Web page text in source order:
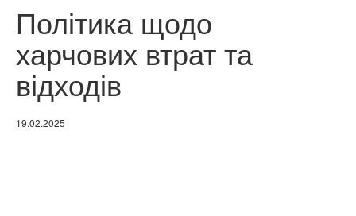
Політика щодо
харчових втрат та
відходів
19.02.2025